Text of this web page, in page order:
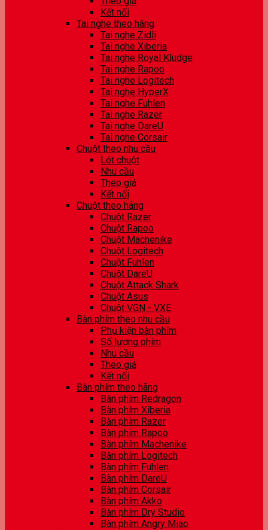
Kết nối
Tai nghe theo hãng
Tai nghe Zidli
Tai nghe Xiberia
Tai nghe Royal Kludge
Tai nghe Rapoo
Tai nghe Logitech
Tai nghe HyperX
Tai nghe Fuhlen
Tai nghe Razer
Tai nghe DareU
Tai nghe Corsair
Chuột theo nhu cầu
Lót chuột
Nhu cầu
Theo giá
Kết nối
Chuột theo hãng
Chuột Razer
Chuột Rapoo
Chuột Machenike
Chuột Logitech
Chuột Fuhlen
Chuột DareU
Chuột Attack Shark
Chuột Asus
Chuột VGN - VXE
Bàn phím theo nhu cầu
Phụ kiện bàn phím
Số lượng phím
Nhu cầu
Theo giá
Kết nối
Bàn phím theo hãng
Bàn phím Redragon
Bàn phím Xiberia
Bàn phím Razer
Bàn phím Rapoo
Bàn phím Machenike
Bàn phím Logitech
Bàn phím Fuhlen
Bàn phím DareU
Bàn phím Corsair
Bàn phím Akko
Bàn phím Dry Studio
Bàn phím Angry Miao